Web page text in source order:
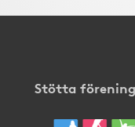
Stötta